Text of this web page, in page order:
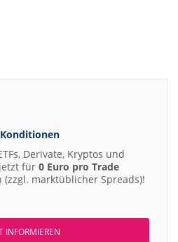
Derivate, Kryptos und
für 0 Euro pro Trade
(zzgl. marktüblicher Spreads)!
INFORMIEREN